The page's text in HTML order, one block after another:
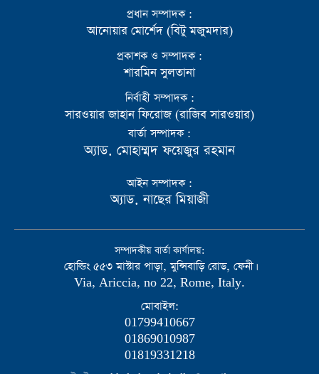
প্রধান সম্পাদক :
আনোয়ার মোর্শেদ (বিটু মজুমদার)
প্রকাশক ও সম্পাদক :
শারমিন সুলতানা
নির্বাহী সম্পাদক :
সারওয়ার জাহান ফিরোজ (রাজিব সারওয়ার)
বার্তা সম্পাদক :
অ্যাড. মোহাম্মদ ফয়েজুর রহমান
আইন সম্পাদক :
অ্যাড. নাছের মিয়াজী
সম্পাদকীয় বার্তা কার্যালয়:
হোল্ডিং ৫৫৩ মাস্টার পাড়া, মুন্সিবাড়ি রোড, ফেনী।
Via, Ariccia, no 22, Rome, Italy.
মোবাইল:
01799410667
01869010987
01819331218